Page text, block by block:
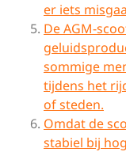
er iets
De AGM-
sommige
tijdens het
of steden.
Omdat de
stabiel bij